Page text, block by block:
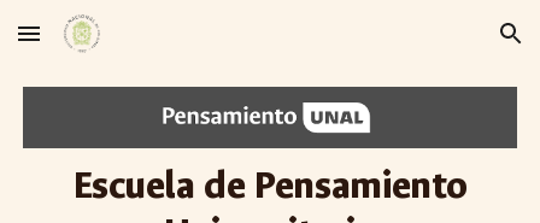
Skip to main content Skip to navigation
Escuela de Pensamiento